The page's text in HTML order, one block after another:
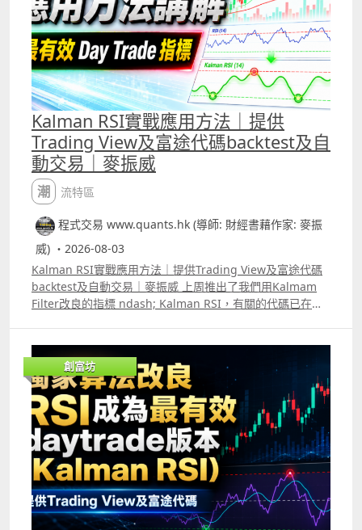
Kalman RSI實戰應用方法｜提供
Trading View及富途代碼backtest及自
動交易｜麥振威
潮流特區
程式交易 www.quants.hk (導師: 財經書藉作家: 麥振
威) ・2026-08-03
Kalman RSI實戰應用方法｜提供Trading View及富途代碼
backtest及自動交易｜麥振威 上周推出了我們用Kalmam
Filter改良的指標 ndash; Kalman RSI，有關的代碼已在我
講解了將Kalman RSI應用在1分鐘圖中交易小型標普500指
數期貨ES及其他正股的方法，日後也會有更多的片講解其他
用法。 另外，我們已推出另一個指標名為Stable
Momentum Tracker，Patreon會員可選擇使用，將這個指
標配合Kalman RSI能更有效剔除窄幅波動市況中的假訊
號。
創富坊